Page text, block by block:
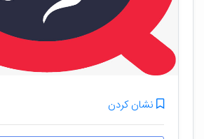
نشان کردن